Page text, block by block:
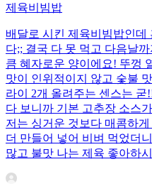
제육비빔밥
배달로 시킨 제육비빔밥인데
다;; 결국 다 못 먹고 다음날
큼 혜자로운 양이에요! 뚜껑
맛이 인위적이지 않고 숯불
라이 2개 올려주는 센스는 굳
다 보니까 기본 고추장 소스
저는 싱거운 것보다 매콤하
더 만들어 넣어 비벼 먹었더
많고 불맛 나는 제육 좋아하